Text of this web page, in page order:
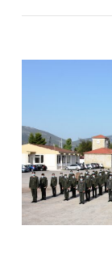
20
από
τη
Σχολή
Πεζικού